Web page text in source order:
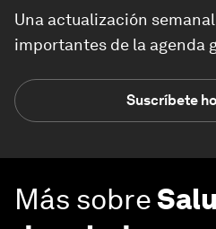
Una actualización
importantes de la agenda
Suscríbete
Más sobre